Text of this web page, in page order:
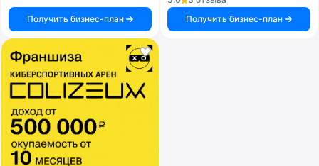
Получить бизнес-план
Получить бизнес-план